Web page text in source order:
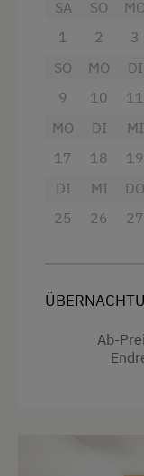
Nachhaltiger
Besondere
Historische
Erbhöfe
Direkt an
Kulinarik
Balkon/
Dusche
Fernseher
Küche
SA
1
SO
2
MO
3
SO
9
MO
10
DI
11
MO
17
DI
18
MI
19
DI
25
MI
26
DO
27
Ab-